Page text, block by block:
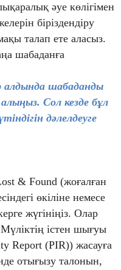
әуе көлігімен
біріздендіру
талап ете аласыз.
шабаданға
алдында шабаданды
Сол кезде бұл
дәлелдеуге
& Found (жоғалған
өкіліне немесе
жүгініңіз. Олар
істен шығуы
Report (PIR)) жасауға
отығызу талонын,